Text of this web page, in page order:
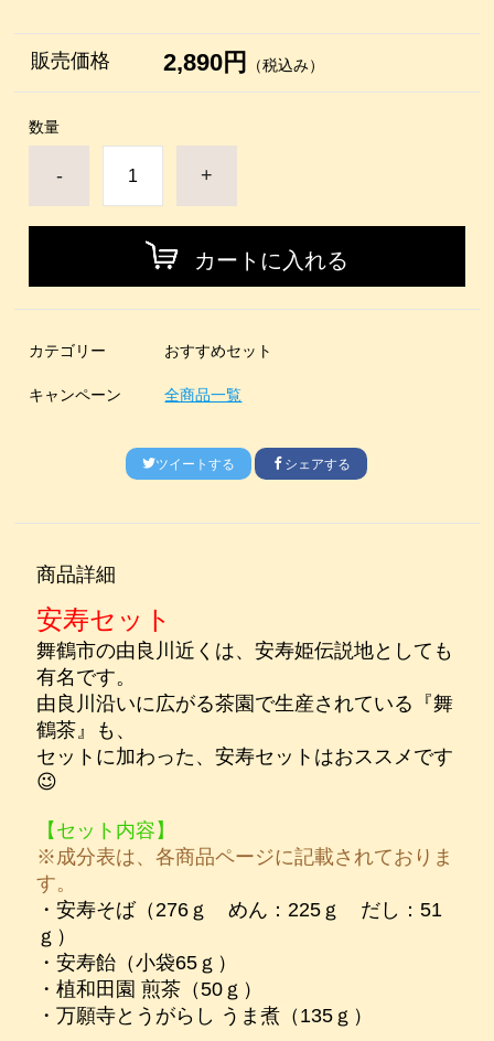
販売価格 2,890円 （税込み）
数量
- +
カートに入れる
カテゴリー おすすめセット
キャンペーン 全商品一覧
ツイートする シェアする
商品詳細
安寿セット
舞鶴市の由良川近くは、安寿姫伝説地としても
有名です。
由良川沿いに広がる茶園で生産されている『舞
鶴茶』も、
セットに加わった、安寿セットはおススメです
😉
【セット内容】
※成分表は、各商品ページに記載されておりま
す。
・安寿そば（276ｇ めん：225ｇ だし：51
ｇ）
・安寿飴（小袋65ｇ）
・植和田園 煎茶（50ｇ）
・万願寺とうがらし うま煮（135ｇ）